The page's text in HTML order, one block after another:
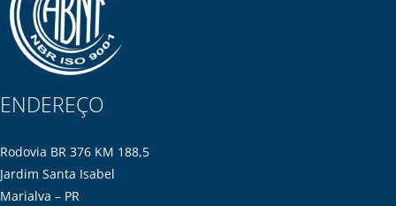
ENDEREÇO
Rodovia BR 376 KM 188,5
Jardim Santa Isabel
Marialva – PR